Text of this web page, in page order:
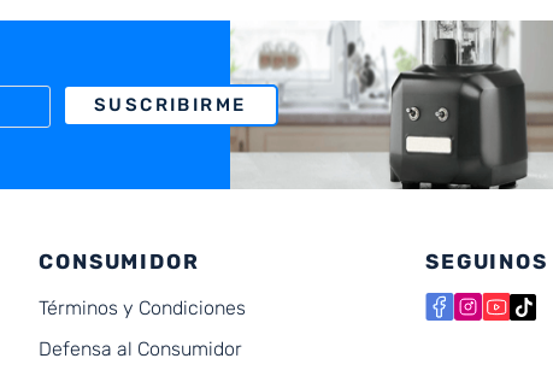
SUSCRIBIRME
CONSUMIDOR
Términos y Condiciones
Defensa al Consumidor
SEGUINOS